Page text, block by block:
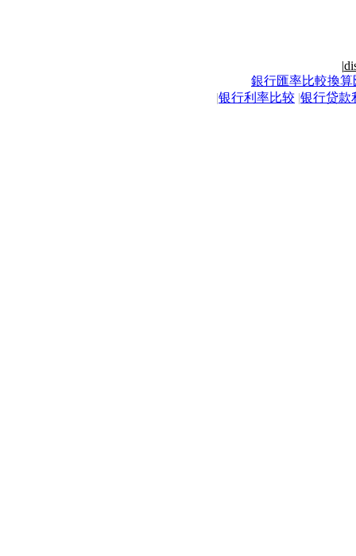
|
銀行匯率比較換算
|银行利率比较 |银行贷款